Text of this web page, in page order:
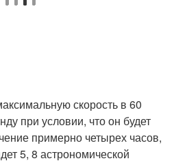
скорость в 60
при условии, что он будет
примерно четырех часов,
5, 8 астрономической